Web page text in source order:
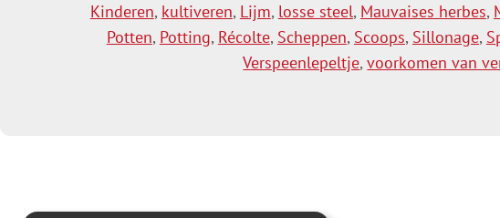
Kinderen, kultiveren, Lijm, losse steel, Mauvaises herbes,
Potten, Potting, Récolte, Scheppen, Scoops, Sillonage,
Verspeenlepeltje,voorkomen van